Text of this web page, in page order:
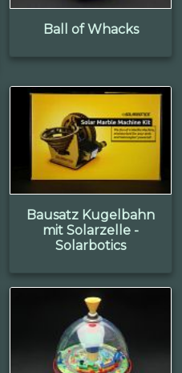
Ball of Whacks
Bausatz Kugelbahn
mit Solarzelle -
Solarbotics